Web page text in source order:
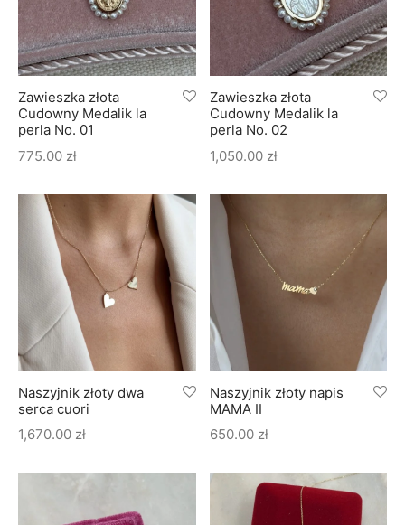
Zawieszka złota
Cudowny Medalik la
perla No. 01
775.00 zł
Zawieszka złota
Cudowny Medalik la
perla No. 02
1,050.00 zł
Naszyjnik złoty dwa
serca cuori
1,670.00 zł
Naszyjnik złoty napis
MAMA II
650.00 zł